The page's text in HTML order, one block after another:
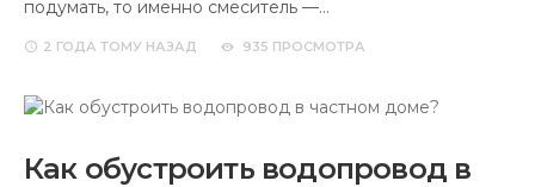
подумать, то именно смеситель —…
2 ГОДА ТОМУ НАЗАД 935 ПРОСМОТРА
Как обустроить водопровод в